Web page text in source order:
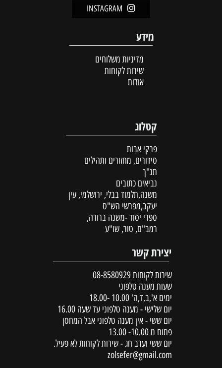
INSTAGRAM
מידע
מדיניות משלוחים
שירות לקוחות
אודות
קטלוג
פרקי אבות
סידורים, מחזורים ותהילים
תנ"ך
נביאים כתובים
משנה,תלמוד בבלי, ירושלמי, עין
יעקב,מפרשי הש"ס
ספרי יסוד -משנה ברורה,
רמב"ם, טור, שו"ע
יצירת קשר
שירות לקוחות 08-8580929
שעות מענה טלפוני
ימים א',ב,ד,ה' 10.00 -18.00
יום שלישי - מענה טלפוני עד שעה 16.00
יום ששי - אין מענה טלפוני אבל המחסן
פתוח מ 10.00- 13.00
יום ששי וערב חג - שירות לקוחות לא פעיל.
zolsefer@gmail.com